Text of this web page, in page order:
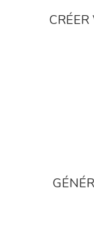
CRÉER